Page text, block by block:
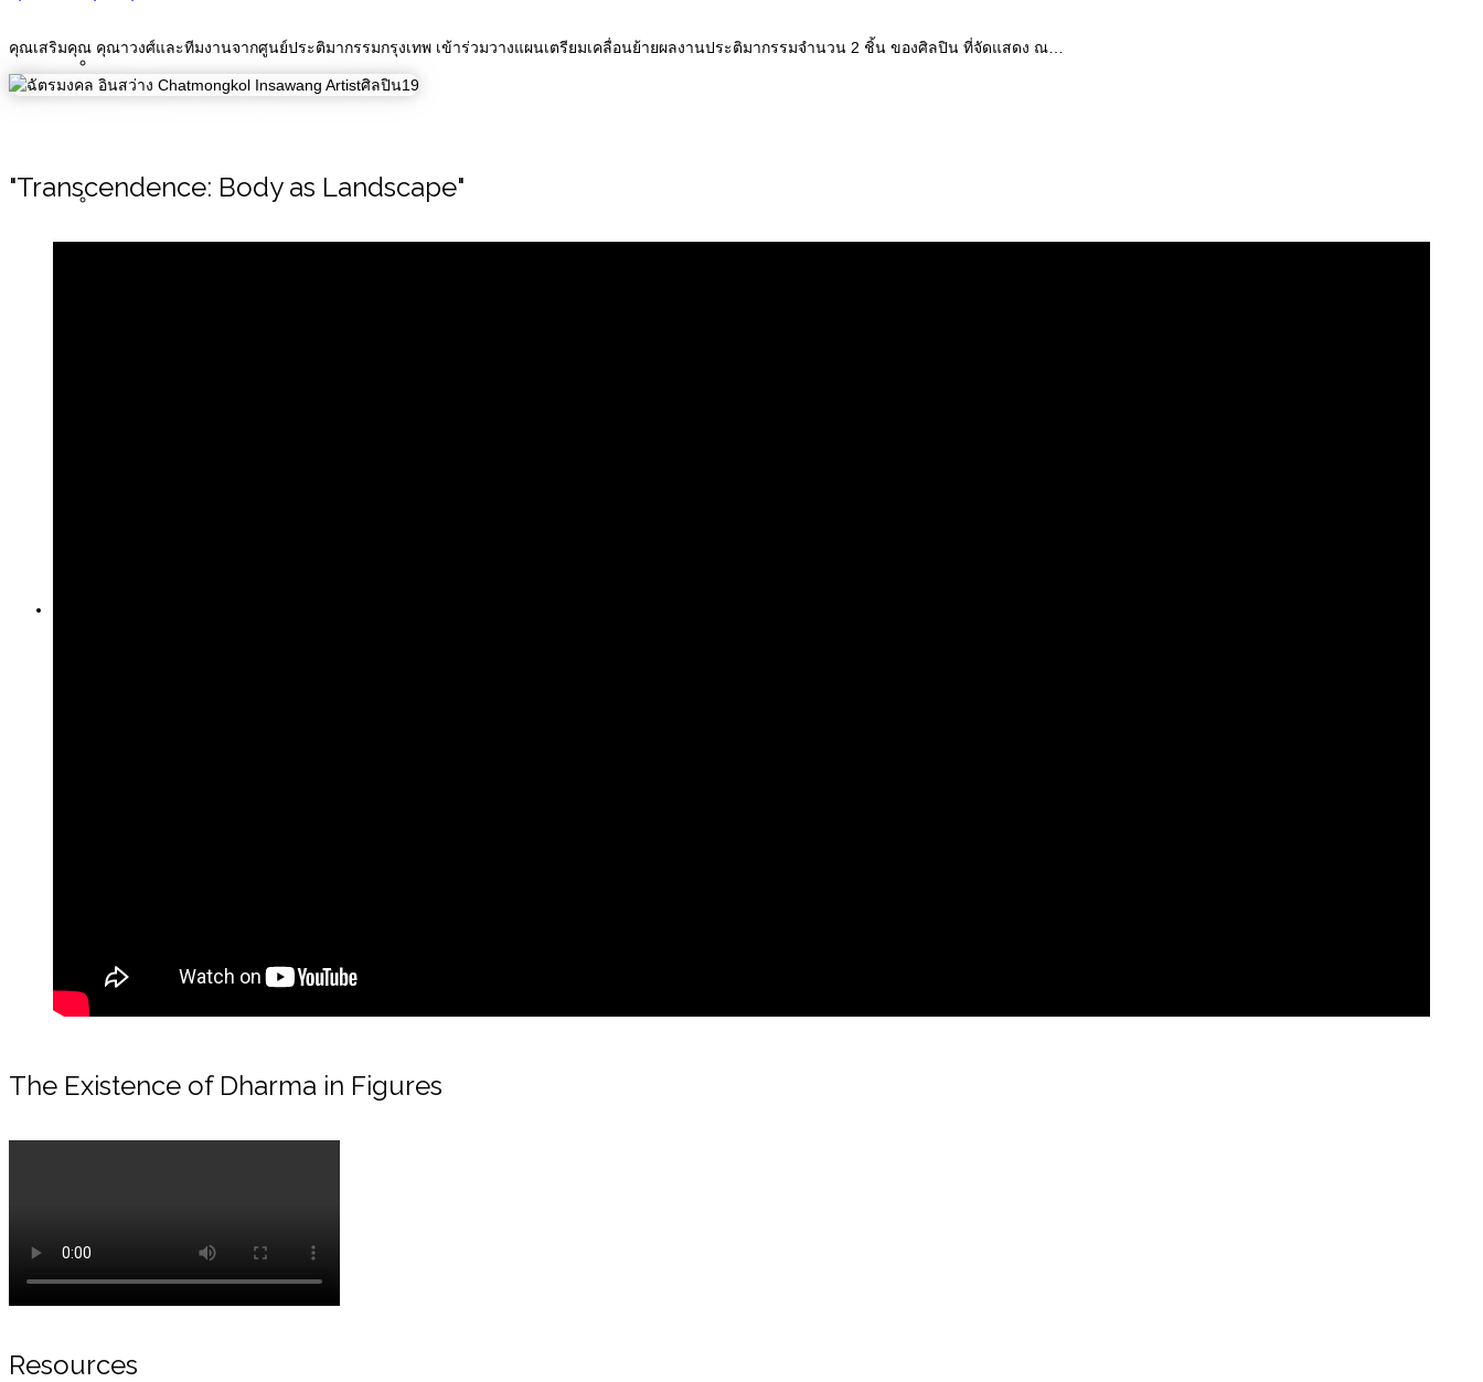
News
Articles
คุณเสริมคุณ คุณาวงศ์และทีมงานจากศูนย์ประติมากรรมกรุงเทพ เข้าร่วมวางแผนเตรียมเคลื่อนย้ายผลงานประติมากรรมจำนวน 2 ชิ้น ของศิลปิน ที่จัดแสดง ณ…
"Transcendence: Body as Landscape"
The Existence of Dharma in Figures
Resources